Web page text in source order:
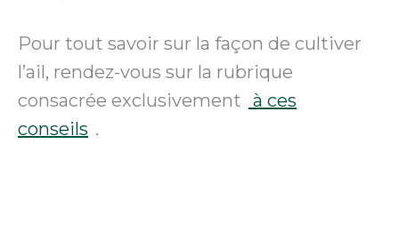
Pour tout savoir sur la façon de cultiver
l’ail, rendez-vous sur la rubrique
consacrée exclusivement à ces
conseils .